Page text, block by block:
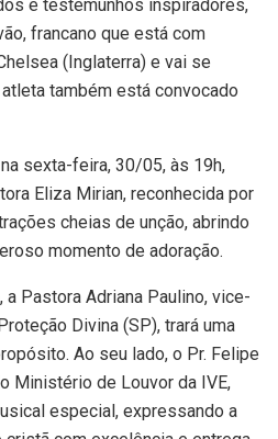
e testemunhos inspiradores,
francano que está com
(Inglaterra) e vai se
também está convocado
sexta-feira, 30/05, às 19h,
Eliza Mirian, reconhecida por
cheias de unção, abrindo
momento de adoração.
a Pastora Adriana Paulino, vice-
Divina (SP), trará uma
Ao seu lado, o Pr. Felipe
Ministério de Louvor da IVE,
especial, expressando a